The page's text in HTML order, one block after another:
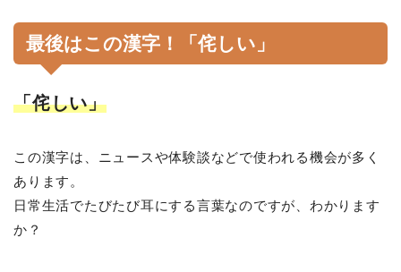
最後はこの漢字！「侘しい」
「侘しい」
この漢字は、ニュースや体験談などで使われる機会が多く
あります。
日常生活でたびたび耳にする言葉なのですが、わかります
か？